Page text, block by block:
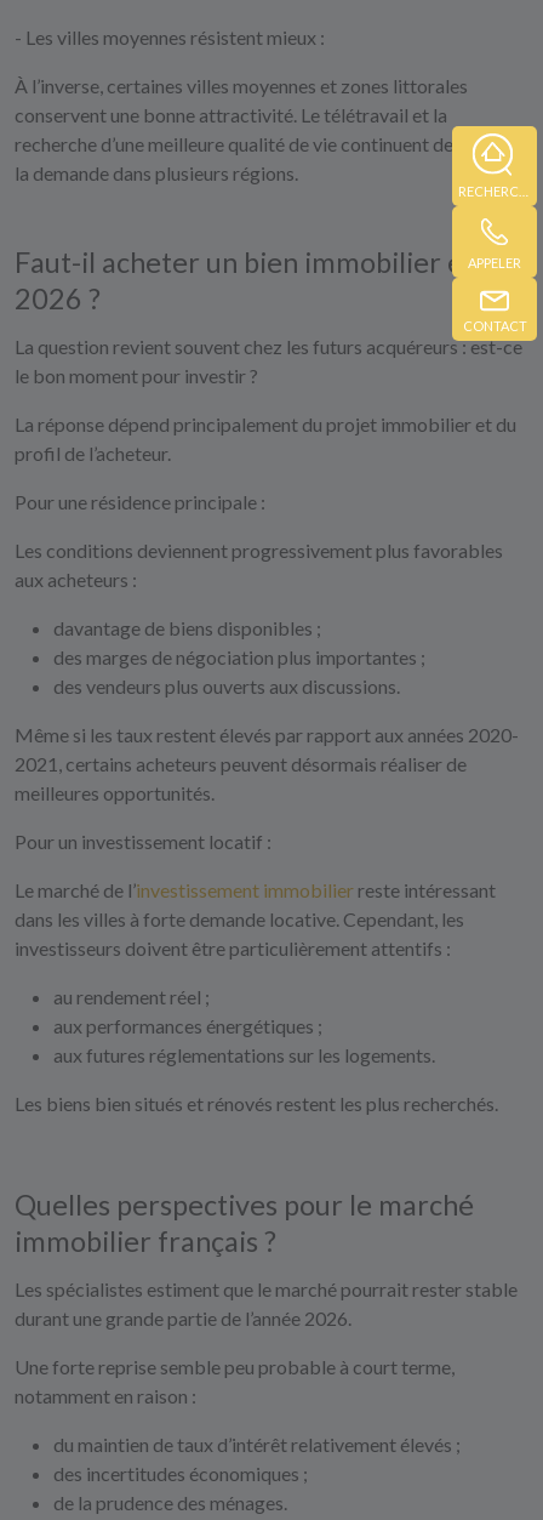
APPELER
CONTACT
- Les villes moyennes résistent mieux :
À l’inverse, certaines villes moyennes et zones littorales
conservent une bonne attractivité. Le télétravail et la
recherche d’une meilleure qualité de vie continuent de soutenir
la demande dans plusieurs régions.
Faut-il acheter un bien immobilier en
2026 ?
La question revient souvent chez les futurs acquéreurs : est-ce
le bon moment pour investir ?
La réponse dépend principalement du projet immobilier et du
profil de l’acheteur.
Pour une résidence principale :
Les conditions deviennent progressivement plus favorables
aux acheteurs :
davantage de biens disponibles ;
des marges de négociation plus importantes ;
des vendeurs plus ouverts aux discussions.
Même si les taux restent élevés par rapport aux années 2020-
2021, certains acheteurs peuvent désormais réaliser de
meilleures opportunités.
Pour un investissement locatif :
Le marché de l’investissement immobilier reste intéressant
dans les villes à forte demande locative. Cependant, les
investisseurs doivent être particulièrement attentifs :
au rendement réel ;
aux performances énergétiques ;
aux futures réglementations sur les logements.
Les biens bien situés et rénovés restent les plus recherchés.
Quelles perspectives pour le marché
immobilier français ?
Les spécialistes estiment que le marché pourrait rester stable
durant une grande partie de l’année 2026.
Une forte reprise semble peu probable à court terme,
notamment en raison :
du maintien de taux d’intérêt relativement élevés ;
des incertitudes économiques ;
de la prudence des ménages.